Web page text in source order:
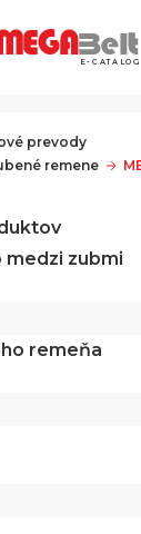
E-CATALOG
medzi zubmi
remeňa
prevody
remene